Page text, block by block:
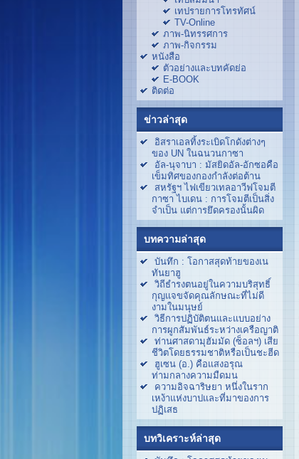
เทปรายการโทรทัศน์
TV-Online
ภาพ-นิทรรศการ
ภาพ-กิจกรรม
หนังสือ
ตัวอย่างและบทคัดย่อ
E-BOOK
ติดต่อ
ข่าวล่าสุด
อิสราเอลทิ้งระเบิดโกดังต่างๆ
ของ UN ในฉนวนกาซา
อัล-นุจาบา : มัสยิดอัล-อักซอคือ
เข็มทิศของกองกำลังต่อต้าน
สหรัฐฯ ไฟเขียวเทลอาวีฟโจมตี
กาซา ไบเดน : การโจมตีเป็นสิ่ง
จำเป็น แต่การยึดครองนั้นผิด
บทความล่าสุด
บันทึก : โอกาสสุดท้ายของเน
ทันยาฮู
วิถีธำรงตนอยู่ในความบริสุทธิ์
กุญแจขจัดคุณลักษณะที่ไม่ดี
งามในมนุษย์
วิธีการปฏิบัติตนและแบบอย่าง
การผูกสัมพันธ์ระหว่างเครือญาติ
ท่านศาสดามุฮัมมัด (ซ็อลฯ) เสีย
ชีวิตโดยธรรมชาติหรือเป็นชะฮีด
ฮูเซน (อ.) คือแสงอรุณ
ท่ามกลางความมืดมน
ความอิจฉาริษยา หนึ่งในราก
เหง้าแห่งบาปและที่มาของการ
ปฏิเสธ
บทวิเคราะห์ล่าสุด